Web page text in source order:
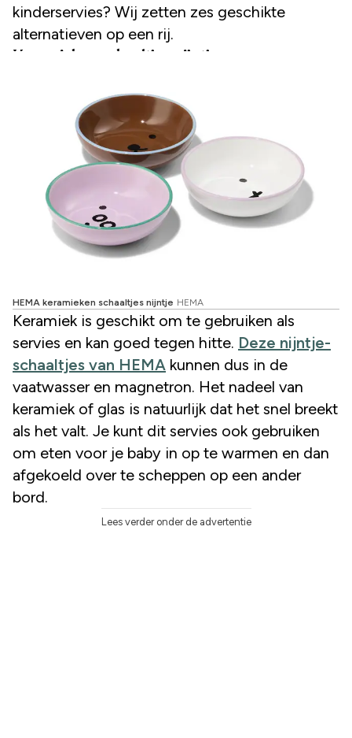
kinderservies? Wij zetten zes geschikte
alternatieven op een rij.
Keramieken schaaltjes nijntje
HEMA keramieken schaaltjes nijntje HEMA
Keramiek is geschikt om te gebruiken als
servies en kan goed tegen hitte. Deze nijntje-
schaaltjes van HEMA kunnen dus in de
vaatwasser en magnetron. Het nadeel van
keramiek of glas is natuurlijk dat het snel breekt
als het valt. Je kunt dit servies ook gebruiken
om eten voor je baby in op te warmen en dan
afgekoeld over te scheppen op een ander
bord.
Lees verder onder de advertentie